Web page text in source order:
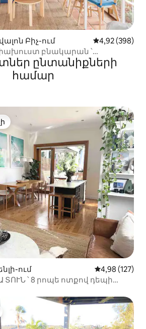
Բիչ-ում Միջին
4,92 (398)
բնակարան ՝
տեսարաններով
ընտանիքների
համար
լավագույն տները
ում Միջին
4,98 (127)
ՏՈՒՆ ՝ 8 րոպե ոտքով դեպի